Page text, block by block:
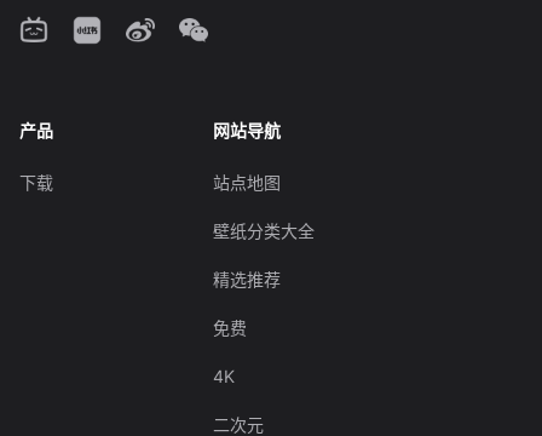
产品
下载
网站导航
站点地图
壁纸分类大全
精选推荐
免费
4K
二次元